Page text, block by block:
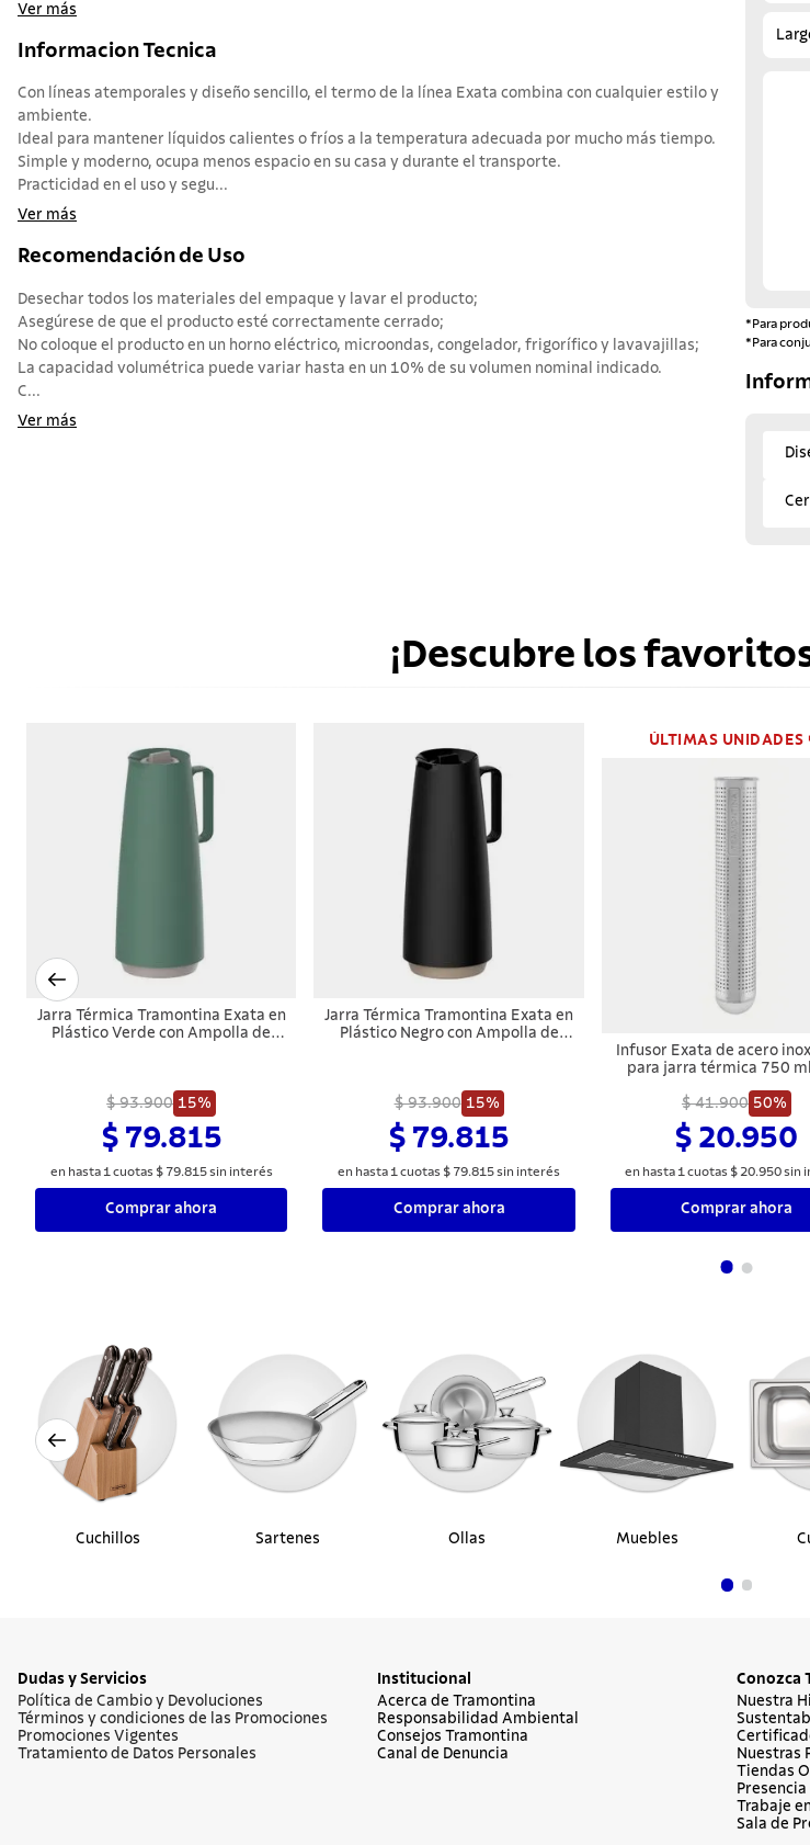
Ver más
Informacion Tecnica
Con líneas atemporales y diseño sencillo, el termo de la línea Exata combina con cualquier estilo y
ambiente.
Ideal para mantener líquidos calientes o fríos a la temperatura adecuada por mucho más tiempo.
Simple y moderno, ocupa menos espacio en su casa y durante el transporte.
Practicidad en el uso y segu...
Ver más
Recomendación de Uso
Desechar todos los materiales del empaque y lavar el producto;
Asegúrese de que el producto esté correctamente cerrado;
No coloque el producto en un horno eléctrico, microondas, congelador, frigorífico y lavavajillas;
La capacidad volumétrica puede variar hasta en un 10% de su volumen nominal indicado.
C...
Ver más
*Para
*Para
¡Descubre los
Jarra Térmica Tramontina Exata en
Plástico Verde con Ampolla de
$ 93.900 15%
$ 79.815
en hasta 1 cuotas $ 79.815sin interés
Comprar ahora
Jarra Térmica Tramontina Exata en
Plástico Negro con Ampolla de
$ 93.900 15%
$ 79.815
en hasta 1 cuotas $ 79.815sin interés
Comprar ahora
ÚLTIMAS UNIDADES
Infusor Exata de acero
para jarra térmica 750 ml
$ 41.900 50%
$ 20.950
en hasta 1 cuotas $ 20.950sin
Comprar ahora
Cuchillos Sartenes Ollas Muebles
Dudas y Servicios
Política de Cambio y Devoluciones
Términos y condiciones de las Promociones
Promociones Vigentes
Tratamiento de Datos Personales
Institucional
Acerca de Tramontina
Responsabilidad Ambiental
Consejos Tramontina
Canal de Denuncia
Conozca
Nuestra
Nuestras
Tiendas
Presencia
Trabaje
Sala de